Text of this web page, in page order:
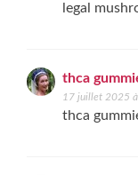
legal
thca
17 juillet 2025
thca